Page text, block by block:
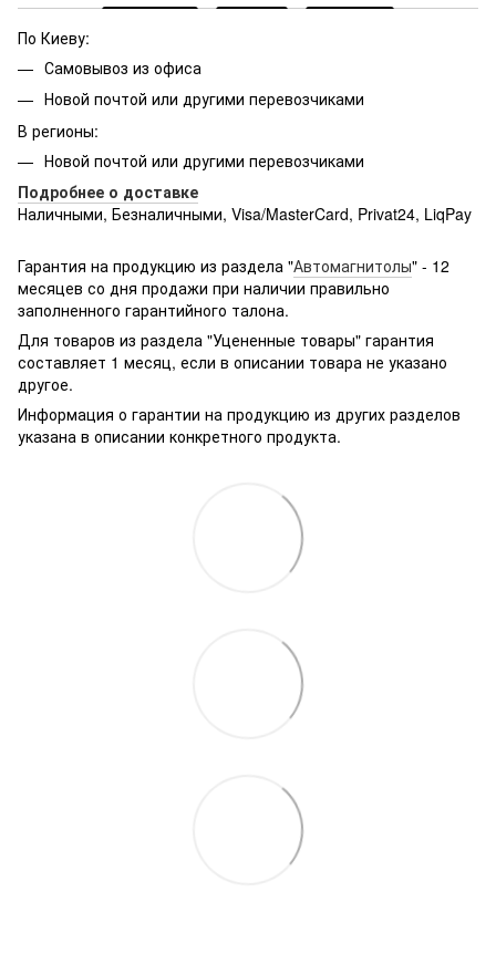
По Киеву:
Самовывоз из офиса
Новой почтой или другими перевозчиками
В регионы:
Новой почтой или другими перевозчиками
Подробнее о доставке
Наличными, Безналичными, Visa/MasterCard, Privat24, LiqPay
g361hhadsek/p3316040/#
Гарантия на продукцию из раздела "Автомагнитолы" - 12
месяцев со дня продажи при наличии правильно
заполненного гарантийного талона.
Для товаров из раздела "Уцененные товары" гарантия
составляет 1 месяц, если в описании товара не указано
другое.
Информация о гарантии на продукцию из других разделов
указана в описании конкретного продукта.